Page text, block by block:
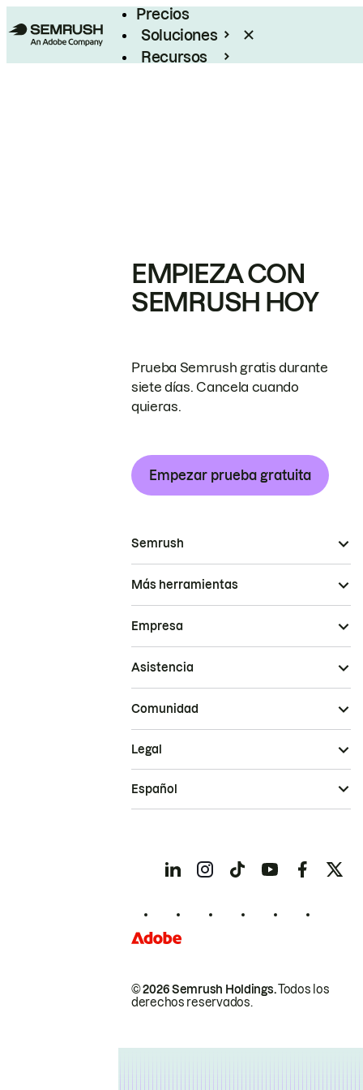
Precios
Soluciones
Recursos
EMPIEZA CON
SEMRUSH HOY
Prueba Semrush gratis durante
siete días. Cancela cuando
quieras.
Empezar prueba gratuita
Semrush
Más herramientas
Empresa
Asistencia
Comunidad
© 2026 Semrush Holdings.Todos los
derechos reservados.
Legal
Español